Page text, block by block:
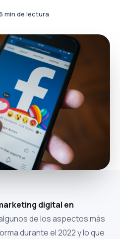
min de lectura
digital en
de los aspectos más
durante el 2022 y lo que